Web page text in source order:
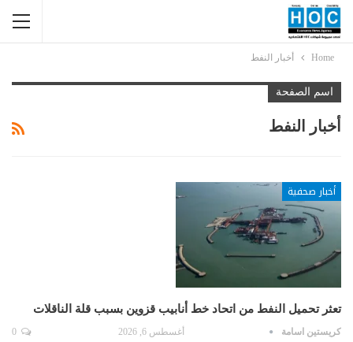
Home أخبار النفط
اسم الصفحة
أخبار النفط
أخبار صحفية
تعثر تحميل النفط من اتحاد خط أنابيب قزوين بسبب قلة الناقلات
كريستين اسامة أغسطس 6, 2026